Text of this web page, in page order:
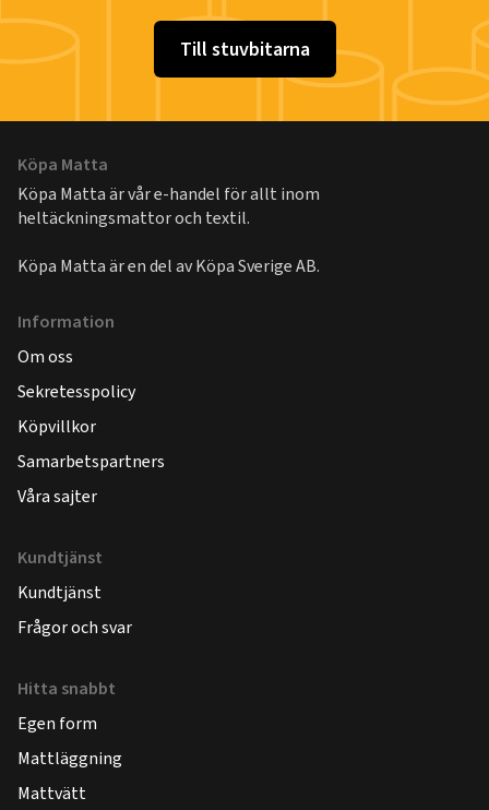
Till stuvbitarna
Köpa Matta
Köpa Matta är vår e-handel för allt inom
heltäckningsmattor och textil.
Köpa Matta är en del avKöpa Sverige AB.
Information
Om oss
Sekretesspolicy
Köpvillkor
Samarbetspartners
Våra sajter
Kundtjänst
Kundtjänst
Frågor och svar
Hitta snabbt
Egen form
Mattläggning
Mattvätt